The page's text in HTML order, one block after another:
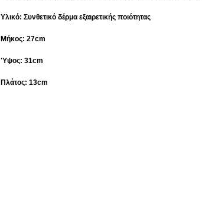
Υλικό: Συνθετικό δέρμα εξαιρετικής ποιότητας
Μήκος: 27cm
Ύψος: 31cm
Πλάτος: 13cm